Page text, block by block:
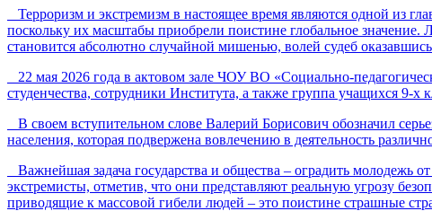
Терроризм и экстремизм в настоящее время являются одной из
поскольку их масштабы приобрели поистине глобальное
становится абсолютно случайной мишенью, волей судеб
22 мая 2026 года в актовом зале ЧОУ ВО «Социально-
студенчества, сотрудники Института, а также группа учащихся
В своем вступительном слове Валерий Борисович обозначил
населения, которая подвержена вовлечению в деятельность
Важнейшая задача государства и общества – оградить молодежь
экстремисты, отметив, что они представляют реальную угрозу
приводящие к массовой гибели людей – это поистине страшные